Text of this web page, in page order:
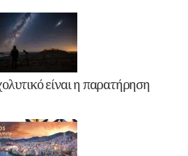
είναι η παρατήρηση